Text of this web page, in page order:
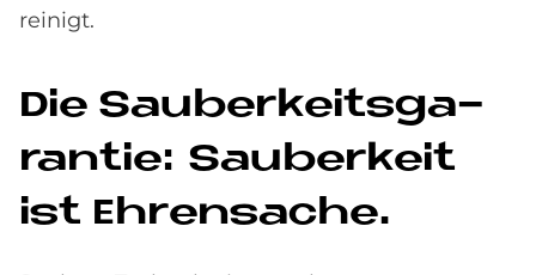
reinigt.
Die Sau­ber­keits­ga­
ran­tie: Sau­ber­keit
ist Eh­ren­sache.